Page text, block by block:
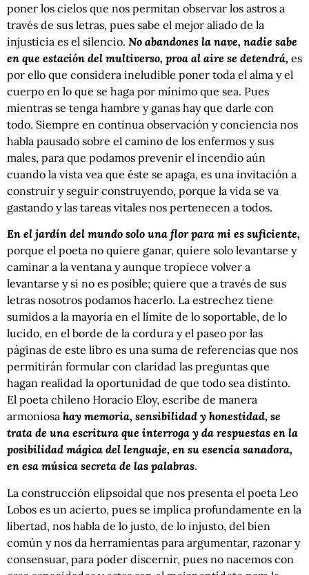
poner los cielos que nos permitan observar los astros a
través de sus letras, pues sabe el mejor aliado de la
injusticia es el silencio. No abandones la nave, nadie sabe
en que estación del multiverso, proa al aire se detendrá, es
por ello que considera ineludible poner toda el alma y el
cuerpo en lo que se haga por mínimo que sea. Pues
mientras se tenga hambre y ganas hay que darle con
todo. Siempre en continua observación y conciencia nos
habla pausado sobre el camino de los enfermos y sus
males, para que podamos prevenir el incendio aún
cuando la vista vea que éste se apaga, es una invitación a
construir y seguir construyendo, porque la vida se va
gastando y las tareas vitales nos pertenecen a todos.
En el jardín del mundo solo una flor para mi es suficiente,
porque el poeta no quiere ganar, quiere solo levantarse y
caminar a la ventana y aunque tropiece volver a
levantarse y si no es posible; quiere que a través de sus
letras nosotros podamos hacerlo. La estrechez tiene
sumidos a la mayoría en el límite de lo soportable, de lo
lucido, en el borde de la cordura y el paseo por las
páginas de este libro es una suma de referencias que nos
permitirán formular con claridad las preguntas que
hagan realidad la oportunidad de que todo sea distinto.
El poeta chileno Horacio Eloy, escribe de manera
armoniosa hay memoria, sensibilidad y honestidad, se
trata de una escritura que interroga y da respuestas en la
posibilidad mágica del lenguaje, en su esencia sanadora,
en esa música secreta de las palabras.
La construcción elipsoidal que nos presenta el poeta Leo
Lobos es un acierto, pues se implica profundamente en la
libertad, nos habla de lo justo, de lo injusto, del bien
común y nos da herramientas para argumentar, razonar y
consensuar, para poder discernir, pues no nacemos con